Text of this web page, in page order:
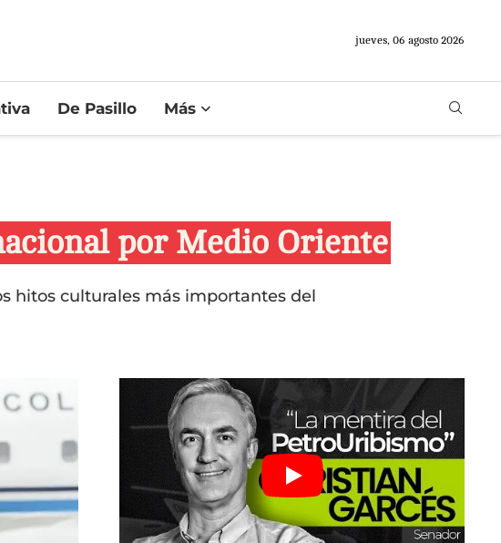
jueves, 06 agosto 2026
De Pasillo Más
por Medio Oriente
hitos culturales más importantes del